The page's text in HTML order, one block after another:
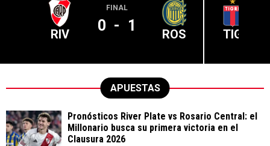
RIV
FINAL
0 - 1 ROS TIG
APUESTAS
Pronósticos River Plate vs Rosario Central: el
Millonario busca su primera victoria en el
Clausura 2026